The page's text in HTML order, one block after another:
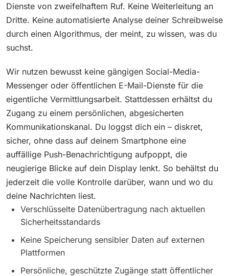
Dienste von zweifelhaftem Ruf. Keine Weiterleitung an
Dritte. Keine automatisierte Analyse deiner Schreibweise
durch einen Algorithmus, der meint, zu wissen, was du
suchst.
Wir nutzen bewusst keine gängigen Social-Media-
Messenger oder öffentlichen E-Mail-Dienste für die
eigentliche Vermittlungsarbeit. Stattdessen erhältst du
Zugang zu einem persönlichen, abgesicherten
Kommunikationskanal. Du loggst dich ein – diskret,
sicher, ohne dass auf deinem Smartphone eine
auffällige Push-Benachrichtigung aufpoppt, die
neugierige Blicke auf dein Display lenkt. So behältst du
jederzeit die volle Kontrolle darüber, wann und wo du
deine Nachrichten liest.
Verschlüsselte Datenübertragung nach aktuellen
Sicherheitsstandards
Keine Speicherung sensibler Daten auf externen
Plattformen
Persönliche, geschützte Zugänge statt öffentlicher